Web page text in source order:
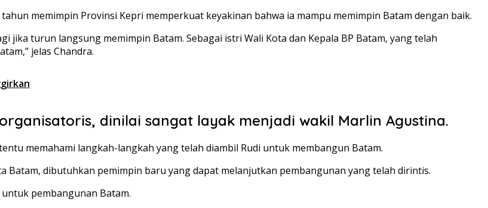
memimpin Provinsi Kepri memperkuat keyakinan bahwa ia mampu memimpin Batam dengan baik.
jika turun langsung memimpin Batam. Sebagai istri Wali Kota dan Kepala BP Batam, yang telah
jelas Chandra.
dinilai sangat layak menjadi wakil Marlin Agustina.
memahami langkah-langkah yang telah diambil Rudi untuk membangun Batam.
Batam, dibutuhkan pemimpin baru yang dapat melanjutkan pembangunan yang telah dirintis.
pembangunan Batam.